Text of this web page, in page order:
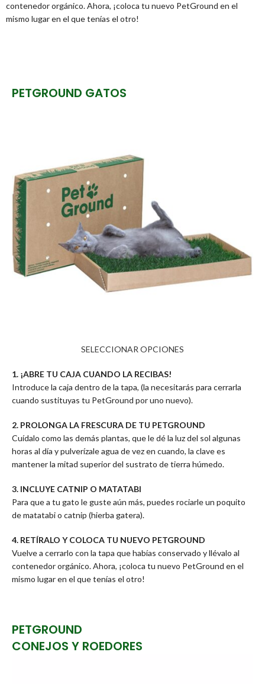
contenedor orgánico. Ahora, ¡coloca tu nuevo PetGround en el
mismo lugar en el que tenías el otro!
1. ¡ABRE TU CAJA CUANDO LA RECIBAS!
Introduce la caja dentro de la tapa, (la necesitarás para cerrarla
cuando sustituyas tu PetGround por uno nuevo).
2. PROLONGA LA FRESCURA DE TU PETGROUND
Cuídalo como las demás plantas, que le dé la luz del sol algunas
horas al día y pulverízale agua de vez en cuando, la clave es
mantener la mitad superior del sustrato de tierra húmedo.
3. INCLUYE CATNIP O MATATABI
Para que a tu gato le guste aún más, puedes rociarle un poquito
de matatabi o catnip (hierba gatera).
4. RETÍRALO Y COLOCA TU NUEVO PETGROUND
Vuelve a cerrarlo con la tapa que habías conservado y llévalo al
contenedor orgánico. Ahora, ¡coloca tu nuevo PetGround en el
mismo lugar en el que tenías el otro!
PETGROUND GATOS
SELECCIONAR OPCIONES
PETGROUND
CONEJOS Y ROEDORES